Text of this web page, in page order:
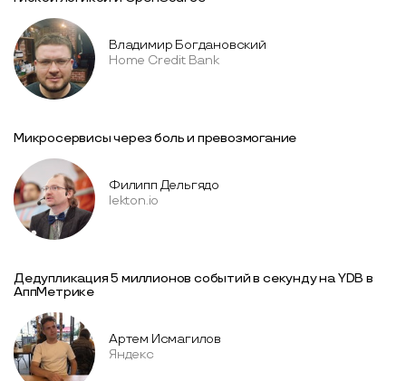
Владимир Богдановский
Home Credit Bank
Микросервисы через боль и превозмогание
Филипп Дельгядо
lekton.io
Дедупликация 5 миллионов событий в секунду на YDB в
АппМетрике
Артем Исмагилов
Яндекс